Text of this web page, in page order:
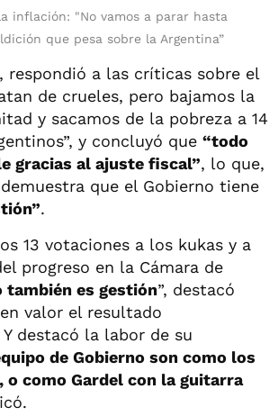
inflación: "No vamos a parar hasta
que pesa sobre la Argentina”
respondió a las críticas sobre el
de crueles, pero bajamos la
y sacamos de la pobreza a 14
y concluyó que “todo
gracias al ajuste fiscal”, lo que,
que el Gobierno tiene
.
13 votaciones a los kukas y a
progreso en la Cámara de
también es gestión”, destacó
valor el resultado
destacó la labor de su
de Gobierno son como los
o como Gardel con la guitarra